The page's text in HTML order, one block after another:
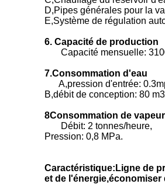
D,Pipes générales pour la
E,Système de régulation
6. Capacité de production
Capacité mensuelle:
7.Consommation d'eau
A,pression d'entrée:
B,débit de conception: 80
8Consommation de vapeur
Débit: 2 tonnes/heure,
Pression: 0,8 MPa.
Caractéristique:Ligne de
et de